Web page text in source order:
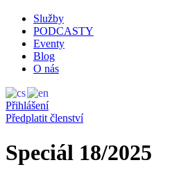
Služby
PODCASTY
Eventy
Blog
O nás
Přihlášení
Předplatit členství
Speciál 18/2025